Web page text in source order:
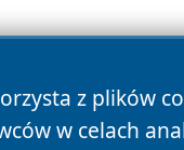
z plików
w celach